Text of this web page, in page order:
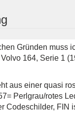
Gründen muss
164, Serie 1
aus einer quasi
Perlgrau/rotes
Codeschilder, FIN